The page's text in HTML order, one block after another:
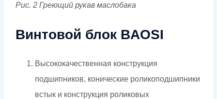
Рис. 2 Греющий рукав маслобака
Винтовой блок BAOSI
Высококачественная конструкция
подшипников, конические роликоподшипники
встык и конструкция роликовых